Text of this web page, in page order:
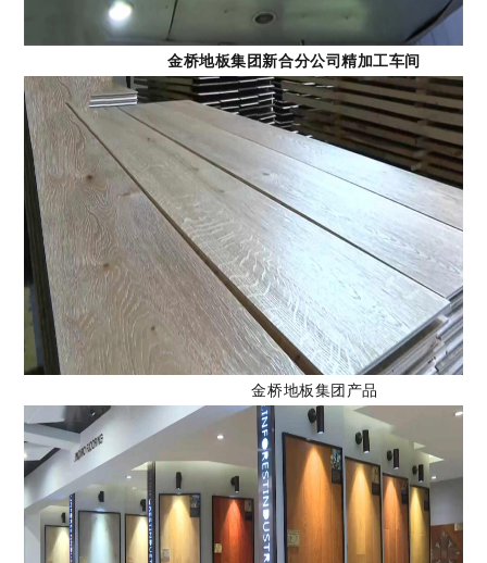
金桥地板集团新合分公司精加工车间
金桥地板集团产品